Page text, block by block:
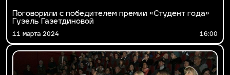
Поговорили с победителем премии «Студент года»
Гузель Газетдиновой
11 марта 2024 16:00